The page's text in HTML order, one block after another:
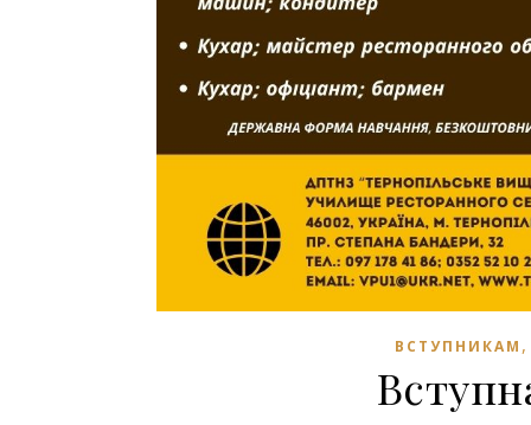
ВСТУПНИКАМ